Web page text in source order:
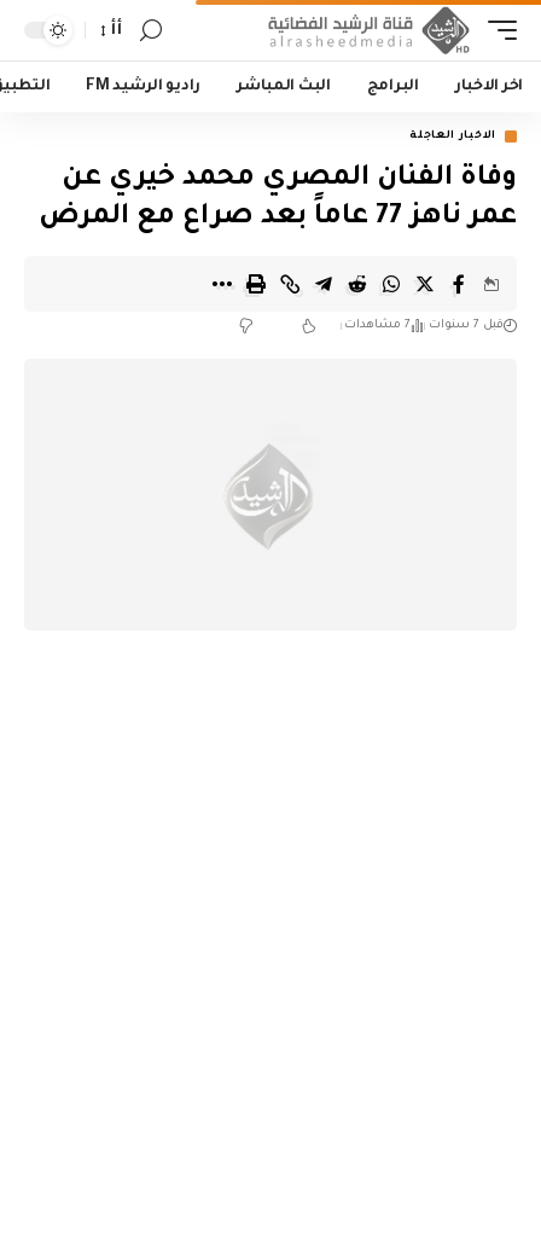
أأ
اخر الاخبار البرامج البث المباشر راديو الرشيد FM
الاخبار العاجلة
وفاة الفنان المصري محمد خيري عن
عمر ناهز 77 عاماً بعد صراع مع المرض
قبل 7 سنوات 7 مشاهدات